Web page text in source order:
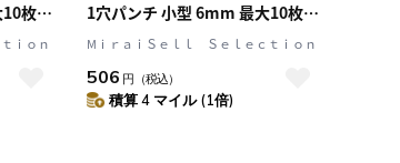
枚対
イン]
ｉｏｎ
1穴パンチ 小型 6mm 最大10枚対
応 グリーン nusign[ニューサイ
MⅰｒａｉＳｅｌｌ Ｓｅｌｅｃｔｉｏｎ
506 円 （税込）
積算 4 マイル (1倍)